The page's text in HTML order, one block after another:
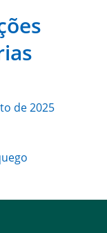
de 2025